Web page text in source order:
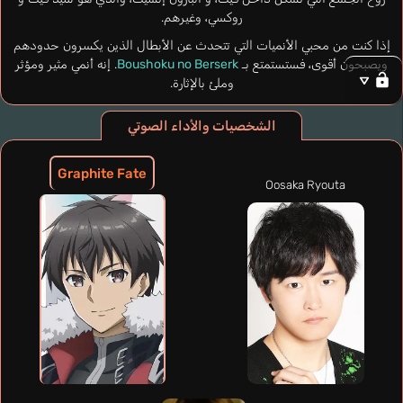
روكسي، وغيرهم.
إذا كنت من محبي الأنميات التي تتحدث عن الأبطال الذين يكسرون حدودهم
ويصبحون أقوى، فستستمتع بـBoushoku no Berserk. إنه أنمي مثير ومؤثر
وملئ بالإثارة.
الشخصيات والأداء الصوتي
Graphite Fate
Oosaka Ryouta